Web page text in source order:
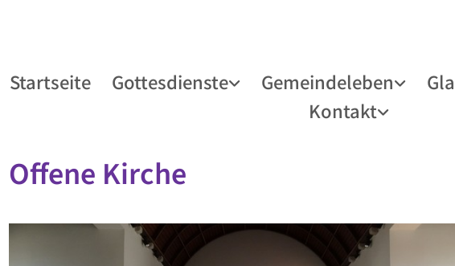
Startseite Gottesdienste Gemeindeleben
Kontakt
Offene Kirche